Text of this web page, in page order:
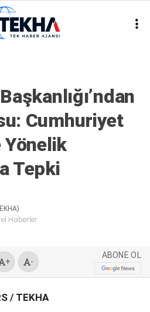
26.8
Cumhuriyet
Yönelik
Tepki
Haberler
+ -
ABONE OL
/ TEKHA